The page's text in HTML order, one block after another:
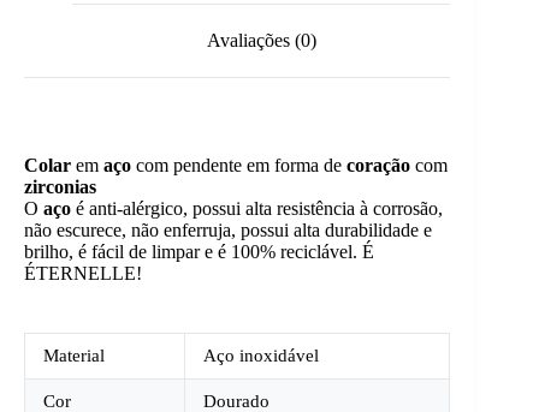
Avaliações (0)
Colar em aço com pendente em forma de coração com
zirconias
O aço é anti-alérgico, possui alta resistência à corrosão,
não escurece, não enferruja, possui alta durabilidade e
brilho, é fácil de limpar e é 100% reciclável. É
ÉTERNELLE!
Material Aço inoxidável
Cor Dourado